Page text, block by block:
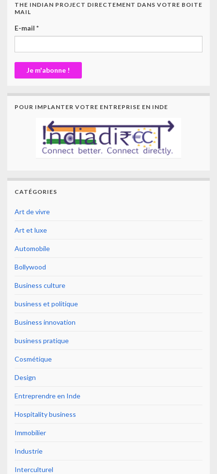
THE INDIAN PROJECT DIRECTEMENT DANS VOTRE BOITE
MAIL
E-mail *
POUR IMPLANTER VOTRE ENTREPRISE EN INDE
CATÉGORIES
Art de vivre
Art et luxe
Automobile
Bollywood
Business culture
business et politique
Business innovation
business pratique
Cosmétique
Design
Entreprendre en Inde
Hospitality business
Immobilier
Industrie
Interculturel